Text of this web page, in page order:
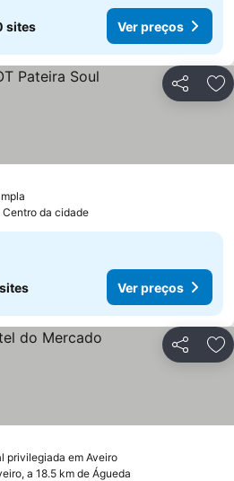
sites Ver preços
Partilhar
Centro da cidade
Ver preços
Partilhar
privilegiada em Aveiro
a 18.5 km de Águeda